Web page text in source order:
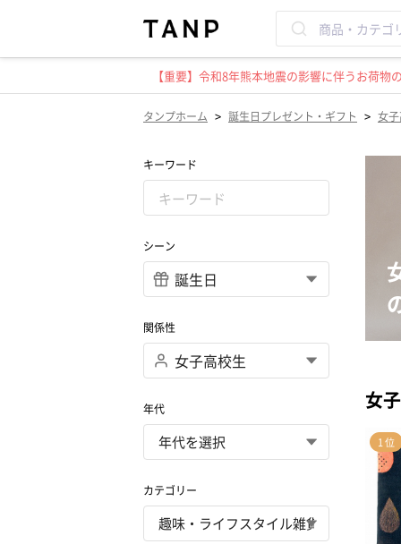
【重要】令和8年熊本地震の影響に伴うお荷
タンプホーム > 誕生日プレゼント・ギフト > 女
キーワード
シーン
関係性
年代
カテゴリー
女